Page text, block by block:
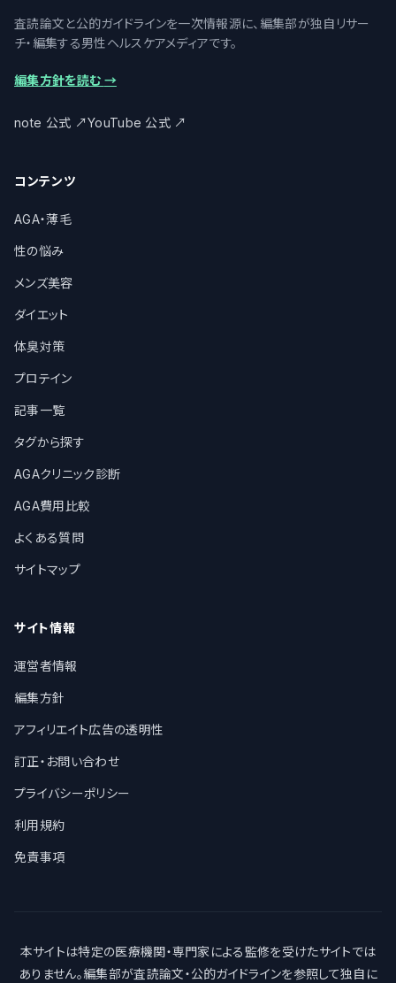
査読論文と公的ガイドラインを一次情報源に、編集部が独自リサー
チ・編集する男性ヘルスケアメディアです。
編集方針を読む →
note 公式 ↗YouTube 公式 ↗
コンテンツ
AGA・薄毛
性の悩み
メンズ美容
ダイエット
体臭対策
プロテイン
記事一覧
タグから探す
AGAクリニック診断
AGA費用比較
よくある質問
サイトマップ
サイト情報
運営者情報
編集方針
アフィリエイト広告の透明性
訂正・お問い合わせ
プライバシーポリシー
利用規約
免責事項
本サイトは特定の医療機関・専門家による監修を受けたサイトでは
ありません。編集部が査読論文・公的ガイドラインを参照して独自に